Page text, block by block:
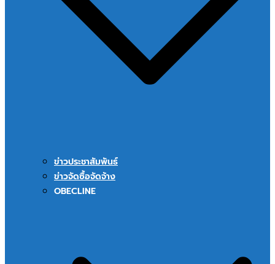
ข่าวประชาสัมพันธ์
ข่าวจัดซื้อจัดจ้าง
OBECLINE